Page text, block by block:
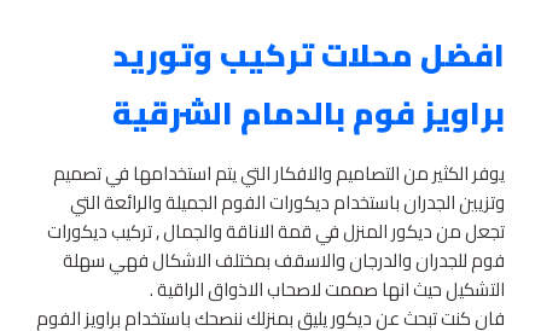
افضل محلات تركيب وتوريد
براويز فوم بالدمام الشرقية
يوفر الكثير من التصاميم والافكار التي يتم استخدامها في تصميم
وتزيين الجدران باستخدام ديكورات الفوم الجميلة والرائعة التي
تجعل من ديكور المنزل في قمة الاناقة والجمال , تركيب ديكورات
فوم للجدران والدرجان والاسقف بمختلف الاشكال فهي سهلة
التشكيل حيث انها صممت لاصحاب الاذواق الراقية .
فان كنت تبحث عن ديكور يليق بمنزلك ننصحك باستخدام براويز الفوم